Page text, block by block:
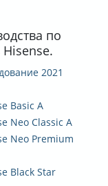
по
2021
Basic A
Neo Classic A
Neo Premium
Black Star